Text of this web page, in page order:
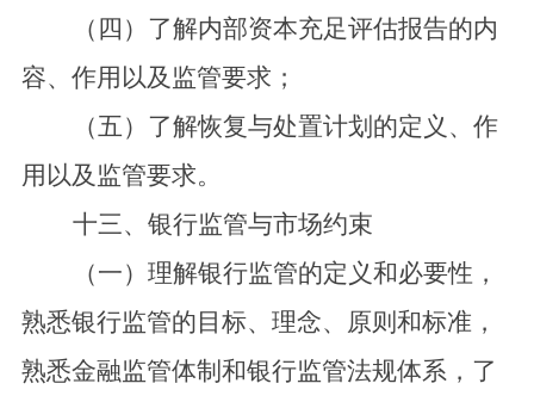
（四）了解内部资本充足评估报告的内
容、作用以及监管要求；
（五）了解恢复与处置计划的定义、作
用以及监管要求。
十三、银行监管与市场约束
（一）理解银行监管的定义和必要性，
熟悉银行监管的目标、理念、原则和标准，
熟悉金融监管体制和银行监管法规体系，了